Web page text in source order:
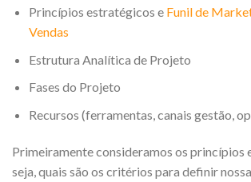
Princípios estratégicos e Funil de
Vendas
Estrutura Analítica de Projeto
Fases do Projeto
Recursos (ferramentas, canais gestão,
Primeiramente consideramos os princípios
seja, quais são os critérios para definir